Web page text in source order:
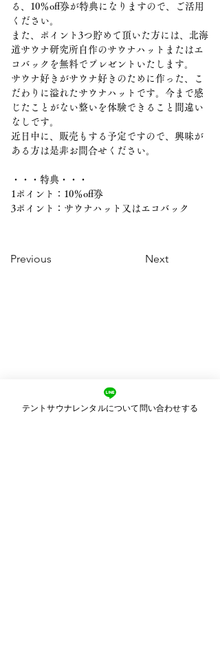
る、10％off券が特典になりますので、ご活用
ください。
また、ポイント3つ貯めて頂いた方には、北海
道サウナ研究所自作のサウナハットまたはエ
コバックを無料でプレゼントいたします。
サウナ好きがサウナ好きのために作った、こ
だわりに溢れたサウナハットです。今まで感
じたことがない整いを体験できること間違い
なしです。
近日中に、販売もする予定ですので、興味が
ある方は是非お問合せください。
・・・特典・・・
1ポイント：10％off券
3ポイント：サウナハット又はエコバック
Previous Next
テントサウナレンタルについて問い合わせする